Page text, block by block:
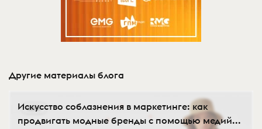
Другие материалы блога
Искусство соблазнения в маркетинге: как
продвигать модные бренды с помощью медий...